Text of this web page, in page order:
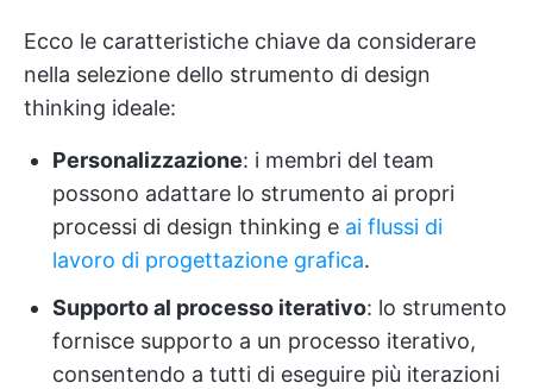
Ecco le caratteristiche chiave da considerare
nella selezione dello strumento di design
thinking ideale:
Personalizzazione: i membri del team
possono adattare lo strumento ai propri
processi di design thinking e ai flussi di
lavoro di progettazione grafica.
Supporto al processo iterativo: lo strumento
fornisce supporto a un processo iterativo,
consentendo a tutti di eseguire più iterazioni